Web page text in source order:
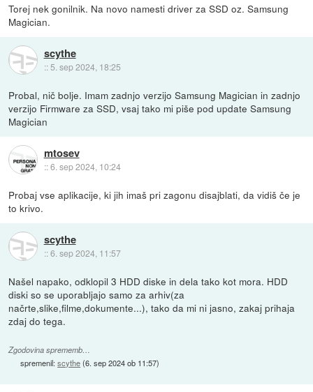
Torej nek gonilnik. Na novo namesti driver za SSD oz. Samsung
Magician.
scythe
:: 5. sep 2024, 18:25
Probal, nič bolje. Imam zadnjo verzijo Samsung Magician in zadnjo
verzijo Firmware za SSD, vsaj tako mi piše pod update Samsung
Magician
mtosev
::6. sep 2024, 10:24
Probaj vse aplikacije, ki jih imaš pri zagonu disajblati, da vidiš če je
to krivo.
scythe
::6. sep 2024, 11:57
Našel napako, odklopil 3 HDD diske in dela tako kot mora. HDD
diski so se uporabljajo samo za arhiv(za
načrte,slike,filme,dokumente...), tako da mi ni jasno, zakaj prihaja
zdaj do tega.
Zgodovina sprememb…
spremenil:scythe(6. sep 2024 ob 11:57)